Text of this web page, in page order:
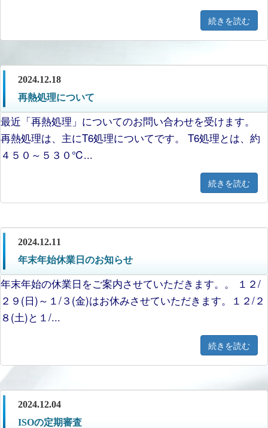
続きを読む
2024.12.18
再熱処理について
最近「再熱処理」についてのお問い合わせを受けます。
再熱処理は、主にT6処理についてです。 T6処理とは、約
４５０～５３０℃...
続きを読む
2024.12.11
年末年始休業日のお知らせ
年末年始の休業日をご案内させていただきます。。 １２/
２９(日)～１/３(金)はお休みさせていただきます。１２/２
８(土)と１/...
続きを読む
2024.12.04
ISOの定期審査